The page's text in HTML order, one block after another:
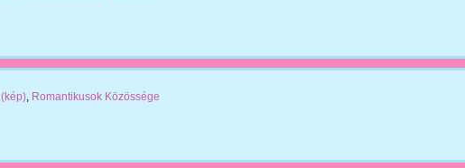
(kép), Romantikusok Közössége